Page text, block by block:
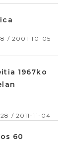
/ 2001-10-05
1967ko
/ 2011-11-04
60